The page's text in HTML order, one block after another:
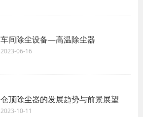
车间除尘设备—高温除尘器
2023-06-16
仓顶除尘器的发展趋势与前景展望
2023-10-11